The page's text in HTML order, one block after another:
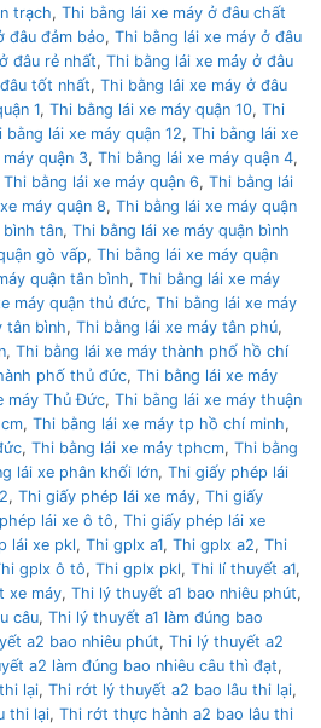
trạch, Thi bằng lái xe máy ở đâu chất
đâu đảm bảo, Thi bằng lái xe máy ở đâu
đâu rẻ nhất, Thi bằng lái xe máy ở đâu
tốt nhất, Thi bằng lái xe máy ở đâu
1, Thi bằng lái xe máy quận 10, Thi
bằng lái xe máy quận 12, Thi bằng lái xe
quận 3, Thi bằng lái xe máy quận 4,
Thi bằng lái xe máy quận 6, Thi bằng lái
máy quận 8, Thi bằng lái xe máy quận
bình tân, Thi bằng lái xe máy quận bình
gò vấp, Thi bằng lái xe máy quận
quận tân bình, Thi bằng lái xe máy
máy quận thủ đức, Thi bằng lái xe máy
tân bình, Thi bằng lái xe máy tân phú,
, Thi bằng lái xe máy thành phố hồ chí
phố thủ đức, Thi bằng lái xe máy
máy Thủ Đức, Thi bằng lái xe máy thuận
, Thi bằng lái xe máy tp hồ chí minh,
, Thi bằng lái xe máy tphcm, Thi bằng
lái xe phân khối lớn, Thi giấy phép lái
, Thi giấy phép lái xe máy, Thi giấy
lái xe ô tô, Thi giấy phép lái xe
lái xe pkl, Thi gplx a1, Thi gplx a2, Thi
gplx ô tô, Thi gplx pkl, Thi lí thuyết a1,
xe máy, Thi lý thuyết a1 bao nhiêu phút,
câu, Thi lý thuyết a1 làm đúng bao
a2 bao nhiêu phút, Thi lý thuyết a2
a2 làm đúng bao nhiêu câu thì đạt,
lại, Thi rớt lý thuyết a2 bao lâu thi lại,
thi lại, Thi rớt thực hành a2 bao lâu thi